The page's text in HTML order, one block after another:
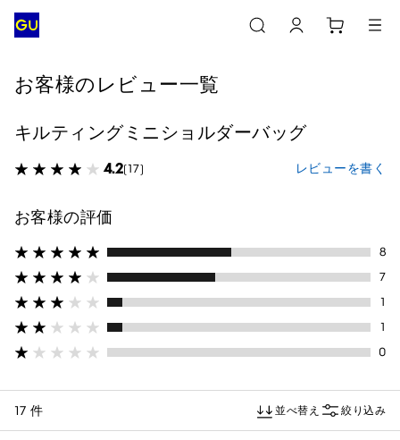
お客様のレビュー一覧
キルティングミニショルダーバッグ
4.2(17) レビューを書く
お客様の評価
8
7
1
1
0
17 件 並べ替え 絞り込み